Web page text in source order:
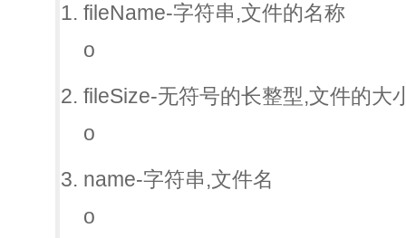
fileName-字符串,文件的名称
o
fileSize-无符号的长整型,文件的大
o
name-字符串,文件名
o